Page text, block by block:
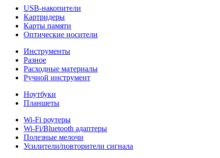
USB-накопители
Картридеры
Карты памяти
Оптические носители
Инструменты
Разное
Расходные материалы
Ручной инструмент
Ноутбуки
Планшеты
Wi-Fi роутеры
Wi-Fi/Bluetooth адаптеры
Полезные мелочи
Усилители/повторители сигнала